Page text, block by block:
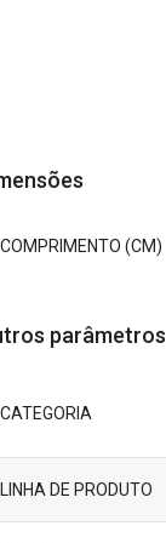
COMPRIMENTO (CM)
parâmetros
CATEGORIA
LINHA DE PRODUTO